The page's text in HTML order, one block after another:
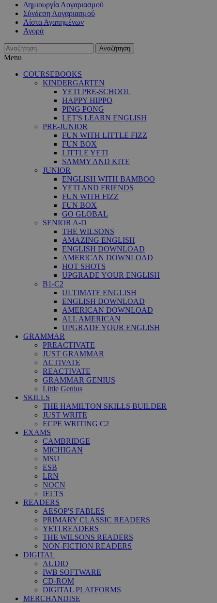
Δημιουργία Λογαριασμού
Σύνδεση Λογαριασμού
Λίστα Αγαπημένων
Αγορά
Αναζήτηση
Menu
COURSEBOOKS
KINDERGARTEN
YETI PRE-SCHOOL
HAPPY HIPPO
PING PONG
LET'S LEARN ENGLISH
PRE-JUNIOR
FUN WITH LITTLE FIZZ
FUN BOX
LITTLE YETI
SAMMY AND KITE
JUNIOR
ENGLISH WITH BAMBOO
YETI AND FRIENDS
FUN WITH FIZZ
FUN BOX
GO GLOBAL
SENIOR A-D
THE WILSONS
AMAZING ENGLISH
ENGLISH DOWNLOAD
AMERICAN DOWNLOAD
HOT SHOTS
UPGRADE YOUR ENGLISH
B1-C2
ULTIMATE ENGLISH
ENGLISH DOWNLOAD
AMERICAN DOWNLOAD
ALL AMERICAN
UPGRADE YOUR ENGLISH
GRAMMAR
PREACTIVATE
JUST GRAMMAR
ACTIVATE
REACTIVATE
GRAMMAR GENIUS
Little Genius
SKILLS
THE HAMILTON SKILLS BUILDER
JUST WRITE
ECPE WRITING C2
EXAMS
CAMBRIDGE
MICHIGAN
MSU
ESB
LRN
NOCN
IELTS
READERS
AESOP'S FABLES
PRIMARY CLASSIC READERS
YETI READERS
THE WILSONS READERS
NON-FICTION READERS
DIGITAL
AUDIO
IWB SOFTWARE
CD-ROM
DIGITAL PLATFORMS
MERCHANDISE